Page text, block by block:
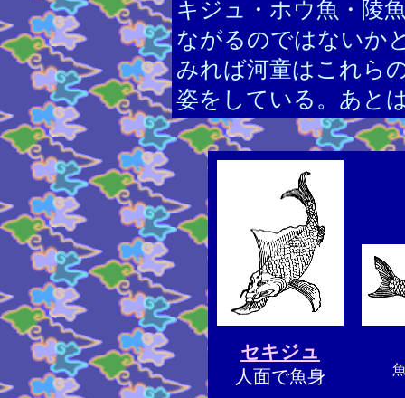
キジュ・ホウ魚・陵
ながるのではないか
みれば河童はこれら
姿をしている。あと
セキジュ
人面で魚身